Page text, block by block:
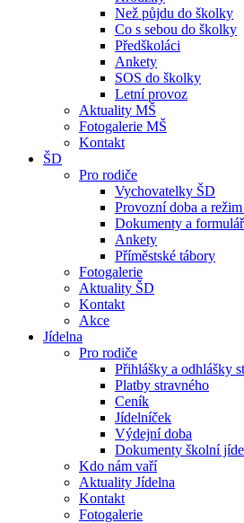
Než půjdu do školky
Co s sebou do školky
Předškoláci
Ankety
SOS do školky
Letní provoz
Aktuality MŠ
Fotogalerie MŠ
Kontakt
ŠD
Pro rodiče
Vychovatelky ŠD
Provozní doba a
Dokumenty a
Ankety
Příměstské tábory
Fotogalerie
Aktuality ŠD
Kontakt
Akce
Jídelna
Pro rodiče
Přihlášky a odhlášky
Platby stravného
Ceník
Jídelníček
Výdejní doba
Dokumenty školní
Kdo nám vaří
Aktuality Jídelna
Kontakt
Fotogalerie